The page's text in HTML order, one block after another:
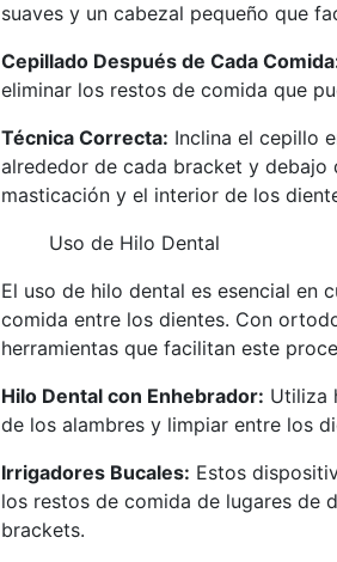
suaves y un cabezal pequeño que
Cepillado Después de Cada
eliminar los restos de comida que
Técnica Correcta: Inclina el cepillo
alrededor de cada bracket y
masticación y el interior de los
Uso de Hilo Dental
El uso de hilo dental es esencial en
comida entre los dientes. Con
herramientas que facilitan este
Hilo Dental con Enhebrador: Utiliza
de los alambres y limpiar entre los
Irrigadores Bucales: Estos
los restos de comida de lugares de
brackets.